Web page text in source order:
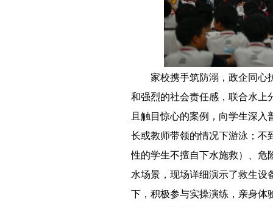
家校携手筑防溺，政企同心
和强烈的社会责任感，联合水上
且触目惊心的案例，向学生深入
长或教师带领的情况下游泳；不
性的学生不擅自下水施救）、危
水场景，现场详细演示了救生设
下，积极参与实操演练，亲身体